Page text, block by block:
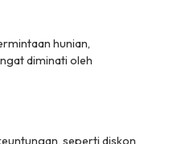
hunian,
diminati oleh
seperti diskon